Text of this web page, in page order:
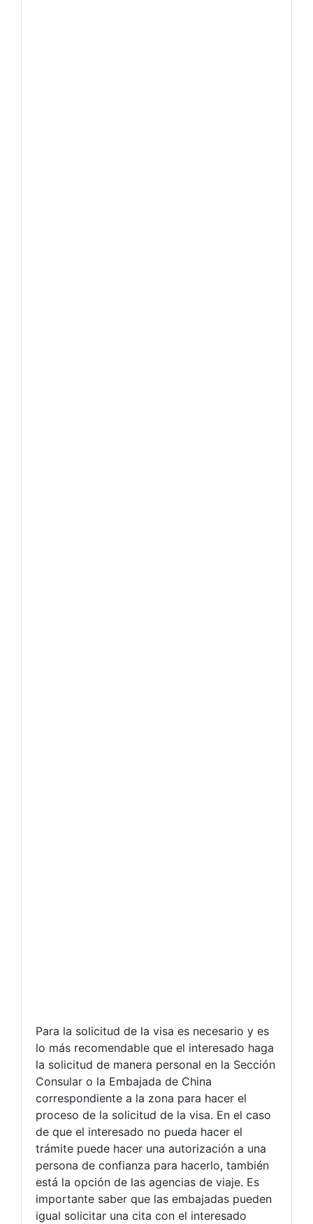
Para la solicitud de la visa es necesario y es
lo más recomendable que el interesado haga
la solicitud de manera personal en la Sección
Consular o la Embajada de China
correspondiente a la zona para hacer el
proceso de la solicitud de la visa. En el caso
de que el interesado no pueda hacer el
trámite puede hacer una autorización a una
persona de confianza para hacerlo, también
está la opción de las agencias de viaje. Es
importante saber que las embajadas pueden
igual solicitar una cita con el interesado